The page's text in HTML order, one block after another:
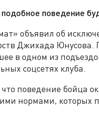
поведение
объявил об
Джихада Юнусова.
в одном из
соцсетях клуба.
поведение бойца
нормами, которых